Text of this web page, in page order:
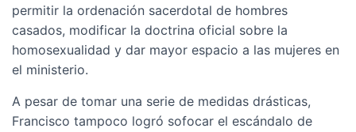
permitir la ordenación sacerdotal de hombres
casados, modificar la doctrina oficial sobre la
homosexualidad y dar mayor espacio a las mujeres en
el ministerio.
A pesar de tomar una serie de medidas drásticas,
Francisco tampoco logró sofocar el escándalo de